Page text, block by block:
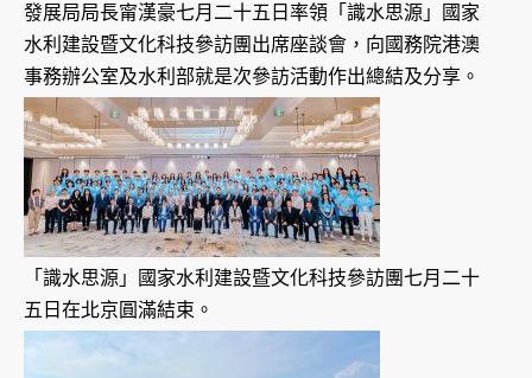
發展局局長甯漢豪七月二十五日率領「識水思源」國家
水利建設暨文化科技參訪團出席座談會，向國務院港澳
事務辦公室及水利部就是次參訪活動作出總結及分享。
「識水思源」國家水利建設暨文化科技參訪團七月二十
五日在北京圓滿結束。